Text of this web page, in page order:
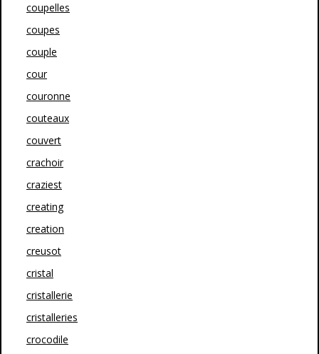
coupelles
coupes
couple
cour
couronne
couteaux
couvert
crachoir
craziest
creating
creation
creusot
cristal
cristallerie
cristalleries
crocodile